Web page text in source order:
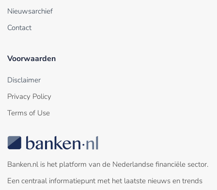
Nieuwsarchief
Contact
Voorwaarden
Disclaimer
Privacy Policy
Terms of Use
Banken.nl is het platform van de Nederlandse financiële sector.
Een centraal informatiepunt met het laatste nieuws en trends